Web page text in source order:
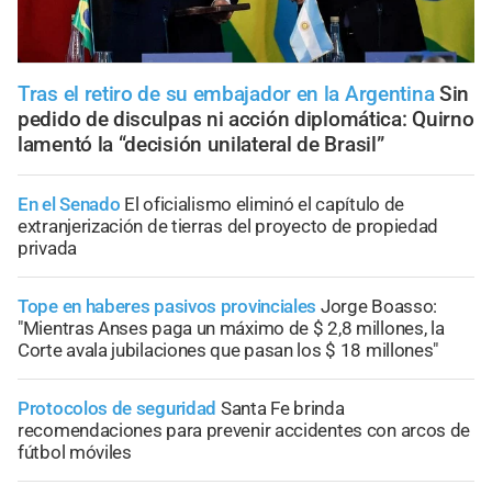
Tras el retiro de su embajador en la Argentina Sin
pedido de disculpas ni acción diplomática: Quirno
lamentó la “decisión unilateral de Brasil”
En el Senado El oficialismo eliminó el capítulo de
extranjerización de tierras del proyecto de propiedad
privada
Tope en haberes pasivos provinciales Jorge Boasso:
"Mientras Anses paga un máximo de $ 2,8 millones, la
Corte avala jubilaciones que pasan los $ 18 millones"
Protocolos de seguridad Santa Fe brinda
recomendaciones para prevenir accidentes con arcos de
fútbol móviles